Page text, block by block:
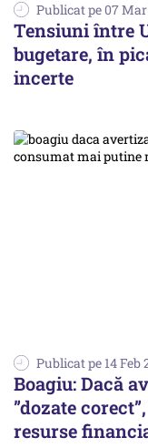
Publicat pe 07 Mar
Tensiuni între
bugetare, în
incerte
Publicat pe 14 Feb
Boagiu: Dacă
”dozate
resurse